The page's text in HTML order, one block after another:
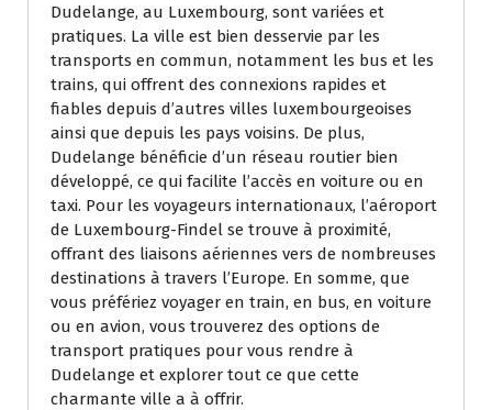
Dudelange, au Luxembourg, sont variées et
pratiques. La ville est bien desservie par les
transports en commun, notamment les bus et les
trains, qui offrent des connexions rapides et
fiables depuis d’autres villes luxembourgeoises
ainsi que depuis les pays voisins. De plus,
Dudelange bénéficie d’un réseau routier bien
développé, ce qui facilite l’accès en voiture ou en
taxi. Pour les voyageurs internationaux, l’aéroport
de Luxembourg-Findel se trouve à proximité,
offrant des liaisons aériennes vers de nombreuses
destinations à travers l’Europe. En somme, que
vous préfériez voyager en train, en bus, en voiture
ou en avion, vous trouverez des options de
transport pratiques pour vous rendre à
Dudelange et explorer tout ce que cette
charmante ville a à offrir.